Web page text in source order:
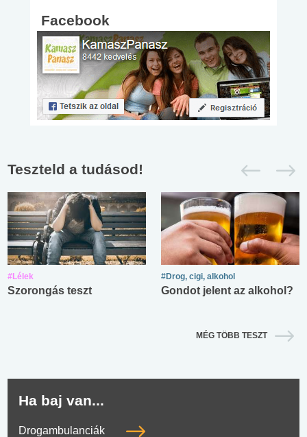
Facebook
Teszteld a tudásod!
#Lélek
Szorongás teszt
#Drog, cigi, alkohol
Gondot jelent az alkohol?
MÉG TÖBB TESZT
Ha baj van...
Drogambulanciák